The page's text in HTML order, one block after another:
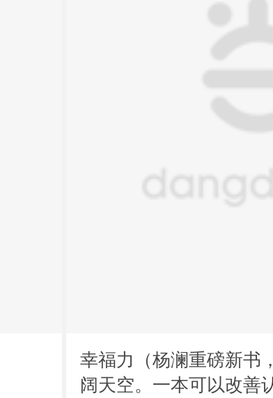
幸福力（杨澜重磅新书
阔天空。一本可以改善